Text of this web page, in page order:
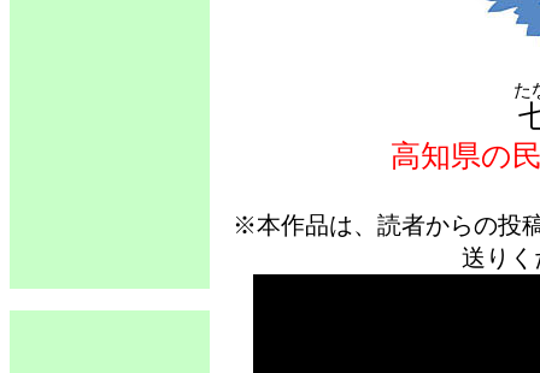
た
高知県の
※本作品は、読者からの投
送り